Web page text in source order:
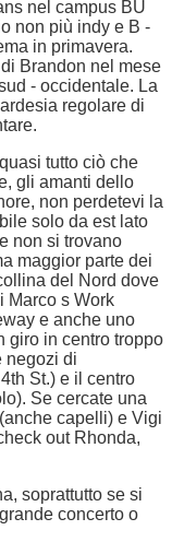
nel campus BU
non più indy e B -
in primavera.
Brandon nel mese
- occidentale. La
regolare di
tutto ciò che
gli amanti dello
non perdetevi la
solo da est lato
non si trovano
maggior parte dei
del Nord dove
Marco s Work
e anche uno
giro in centro troppo
negozi di
St.) e il centro
Se cercate una
capelli) e Vigi
out Rhonda,
soprattutto se si
concerto o